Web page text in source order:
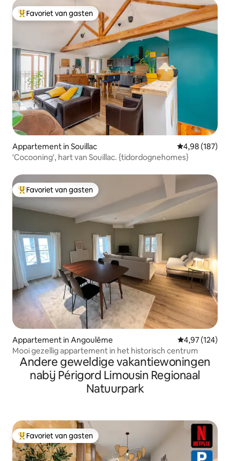
Topfavoriet van gasten
Favoriet van gasten
Appartement in Souillac Gemiddelde
4,98 (187)
'Cocooning', hart van Souillac. {tidordognehomes}
Topfavoriet van gasten
Favoriet van gasten
Appartement in Angoulême Gemiddelde
4,97 (124)
Mooi gezellig appartement in het historisch centrum
Andere geweldige vakantiewoningen
nabij Périgord Limousin Regionaal
Natuurpark
Topfavoriet van gasten
Favoriet van gasten